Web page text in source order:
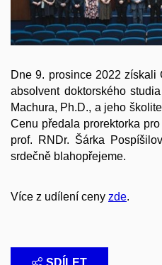
Dne 9. prosince 2022
absolvent doktorského
Machura, Ph.D., a jeho
Cenu předala prorektorka
prof. RNDr. Šárka
srdečně blahopřejeme.
Více z udílení ceny zde.
SDÍLET